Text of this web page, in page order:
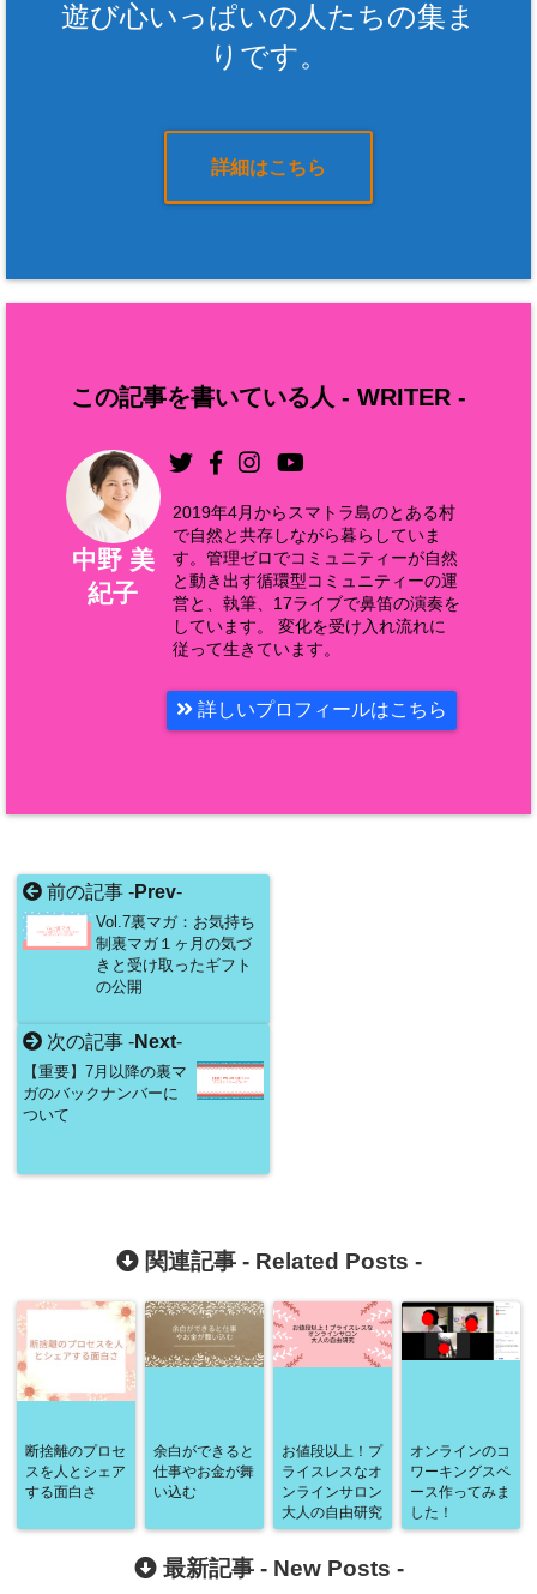
遊び心いっぱいの人たちの集ま
りです。
詳細はこちら
この記事を書いている人 - WRITER -
中野 美
紀子
2019年4月からスマトラ島のとある村
で自然と共存しながら暮らしていま
す。管理ゼロでコミュニティーが自然
と動き出す循環型コミュニティーの運
営と、執筆、17ライブで鼻笛の演奏を
しています。 変化を受け入れ流れに
従って生きています。
詳しいプロフィールはこちら
前の記事 -Prev-
Vol.7裏マガ：お気持ち
制裏マガ１ヶ月の気づ
きと受け取ったギフト
の公開
次の記事 -Next-
【重要】7月以降の裏マ
ガのバックナンバーに
ついて
関連記事 - Related Posts -
断捨離のプロセ
スを人とシェア
する面白さ
余白ができると
仕事やお金が舞
い込む
お値段以上！プ
ライスレスなオ
ンラインサロン
大人の自由研究
オンラインのコ
ワーキングスペ
ース作ってみま
した！
最新記事 - New Posts -